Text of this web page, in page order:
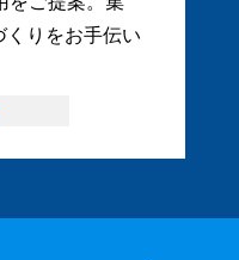
くりをお手伝い